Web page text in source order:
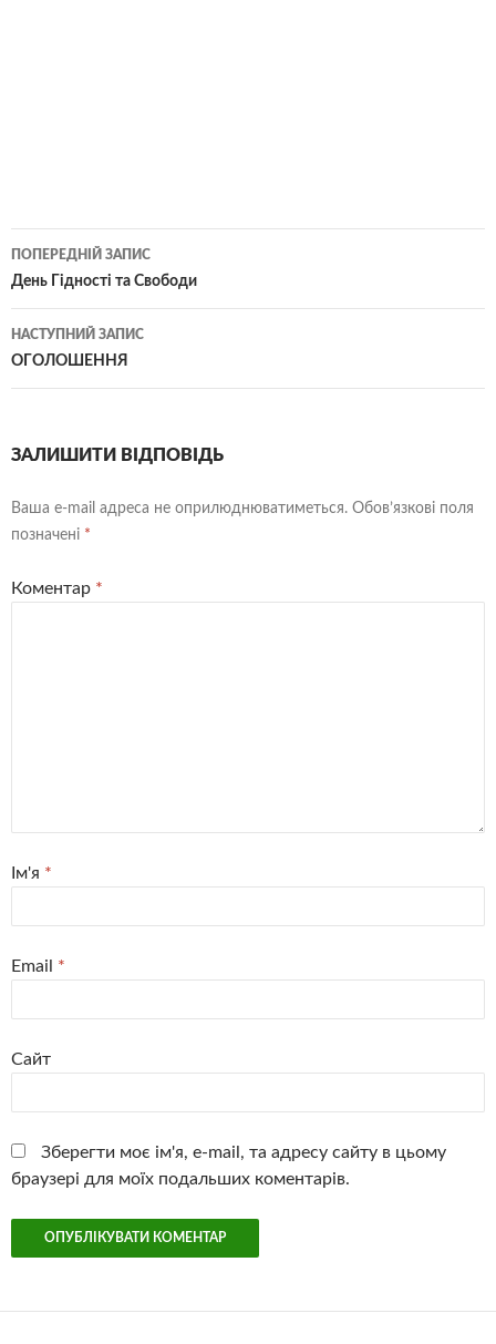
ПОПЕРЕДНІЙ ЗАПИС
День Гідності та Свободи
НАСТУПНИЙ ЗАПИС
ОГОЛОШЕННЯ
ЗАЛИШИТИ ВІДПОВІДЬ
Ваша e-mail адреса не оприлюднюватиметься. Обов’язкові поля
позначені *
Коментар *
Ім'я *
Email *
Сайт
Зберегти моє ім'я, e-mail, та адресу сайту в цьому
браузері для моїх подальших коментарів.